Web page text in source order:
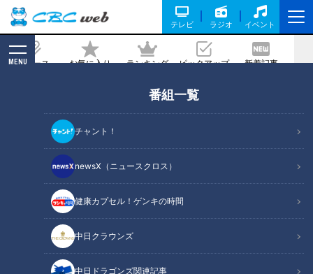
テレビ ラジオ イベント
ニュース お気に入り ランキング ピックアップ 新着記事
MENU
番組一覧
チャント！
newsX（ニュースクロス）
健康カプセル！ゲンキの時間
中日クラウンズ
中日ドラゴンズ関連記事
かわいい…」止まらない誉め言葉と大胆
アプローチ!?
記事に戻る